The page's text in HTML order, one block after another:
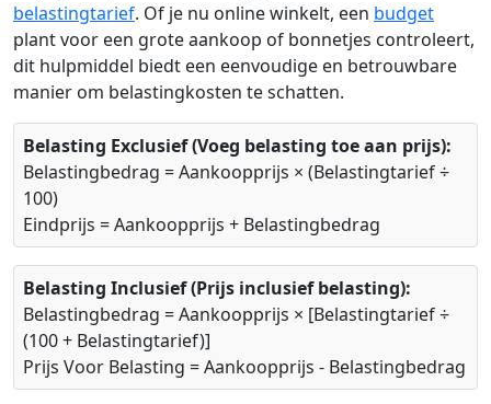
belastingtarief. Of je nu online winkelt, een budget
plant voor een grote aankoop of bonnetjes controleert,
dit hulpmiddel biedt een eenvoudige en betrouwbare
manier om belastingkosten te schatten.
Belasting Exclusief (Voeg belasting toe aan prijs):
Belastingbedrag = Aankoopprijs × (Belastingtarief ÷
100)
Eindprijs = Aankoopprijs + Belastingbedrag
Belasting Inclusief (Prijs inclusief belasting):
Belastingbedrag = Aankoopprijs × [Belastingtarief ÷
(100 + Belastingtarief)]
Prijs Voor Belasting = Aankoopprijs - Belastingbedrag